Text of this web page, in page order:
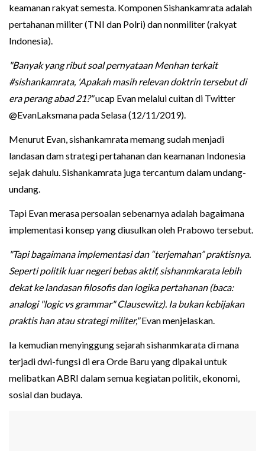
keamanan rakyat semesta. Komponen Sishankamrata adalah
pertahanan militer (TNI dan Polri) dan nonmiliter (rakyat
Indonesia).
"Banyak yang ribut soal pernyataan Menhan terkait
#sishankamrata, 'Apakah masih relevan doktrin tersebut di
era perang abad 21?"ucap Evan melalui cuitan di Twitter
@EvanLaksmana pada Selasa (12/11/2019).
Menurut Evan, sishankamrata memang sudah menjadi
landasan dam strategi pertahanan dan keamanan Indonesia
sejak dahulu. Sishankamrata juga tercantum dalam undang-
undang.
Tapi Evan merasa persoalan sebenarnya adalah bagaimana
implementasi konsep yang diusulkan oleh Prabowo tersebut.
"Tapi bagaimana implementasi dan “terjemahan” praktisnya.
Seperti politik luar negeri bebas aktif, sishanmkarata lebih
dekat ke landasan filosofis dan logika pertahanan (baca:
analogi "logic vs grammar" Clausewitz). Ia bukan kebijakan
praktis han atau strategi militer,"Evan menjelaskan.
Ia kemudian menyinggung sejarah sishanmkarata di mana
terjadi dwi-fungsi di era Orde Baru yang dipakai untuk
melibatkan ABRI dalam semua kegiatan politik, ekonomi,
sosial dan budaya.